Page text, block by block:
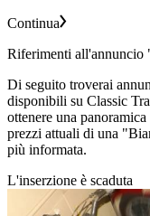
Continua
Riferimenti
Di seguito troverai
disponibili su Classic
ottenere una
prezzi attuali di una
più informata.
L'inserzione è scaduta